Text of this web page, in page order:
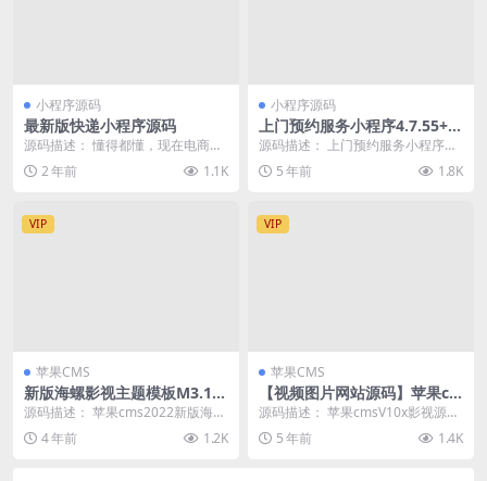
小程序源码
最新版快递小程序源码
源码描述： 懂得都懂，现在电商平
台退换货量大，快递需求量大，对
接物流一个单子4块...
2 年前 1.1K
小程序源码
上门预约服务小程序4.7.55+前
端
源码描述： 上门预约服务小程序是
一款家政上门预约服务应用小程
序，主要以单区域(或...
5 年前 1.8K
VIP
苹果CMS
新版海螺影视主题模板M3.1全
解密版本多功能苹果CMSv10
自适应主题
源码描述： 苹果cms2022新版海螺
影视主题M3.1版本，这个主题我挺
喜欢的，...
4 年前 1.2K
VIP
苹果CMS
【视频图片网站源码】苹果c
msV10x影视源码+自带20个
广告位+自适应各大主流设备
源码描述： 苹果cmsV10x影视源
码：可以自适应市面上的主流设
备，自带20+个...
5 年前 1.4K